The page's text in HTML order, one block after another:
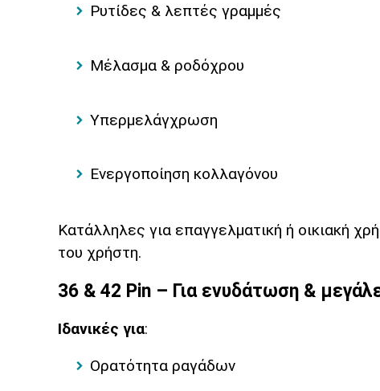
Ρυτίδες & λεπτές γραμμές
Μέλασμα & ροδόχρου
Υπερμελάγχρωση
Ενεργοποίηση κολλαγόνου
Κατάλληλες για επαγγελματική ή οικιακή
του χρήστη.
36 & 42 Pin – Για ενυδάτωση &
Ιδανικές για:
Ορατότητα ραγάδων